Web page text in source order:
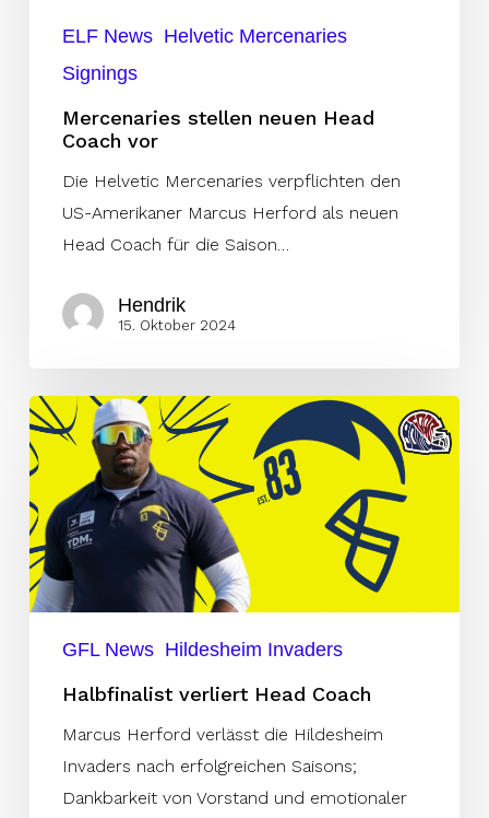
ELF News Helvetic Mercenaries
Signings
Mercenaries stellen neuen Head
Coach vor
Die Helvetic Mercenaries verpflichten den
US-Amerikaner Marcus Herford als neuen
Head Coach für die Saison…
Hendrik
15. Oktober 2024
Halbfinalist
verliert
Head
Coach
GFL News Hildesheim Invaders
Halbfinalist verliert Head Coach
Marcus Herford verlässt die Hildesheim
Invaders nach erfolgreichen Saisons;
Dankbarkeit von Vorstand und emotionaler